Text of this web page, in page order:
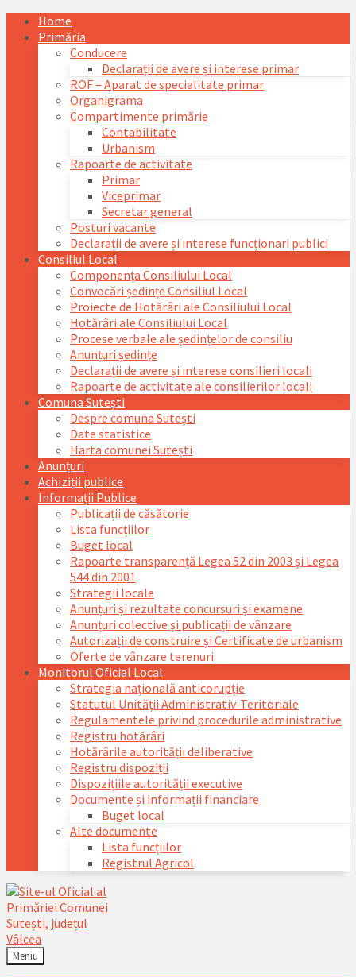
Skip
Skip
Skip
Skip
Home
Primăria
Conducere
Declarații de avere și interese primar
ROF – Aparat de specialitate primar
Organigrama
Compartimente primărie
Contabilitate
Urbanism
Rapoarte de activitate
Primar
Viceprimar
Secretar general
Posturi vacante
Declarații de avere și interese funcționari publici
Consiliul Local
Componența Consiliului Local
Convocări ședințe Consiliul Local
Proiecte de Hotărâri ale Consiliului Local
Hotărâri ale Consiliului Local
Procese verbale ale ședințelor de consiliu
Anunțuri ședințe
Declarații de avere și interese consilieri locali
Rapoarte de activitate ale consilierilor locali
Comuna Sutești
Despre comuna Sutești
Date statistice
Harta comunei Sutești
Anunțuri
Achiziții publice
Informații Publice
Publicații de căsătorie
Lista funcțiilor
Buget local
Rapoarte transparență Legea 52 din 2003 și Legea
544 din 2001
Strategii locale
Anunțuri și rezultate concursuri și examene
Anunțuri colective și publicații de vânzare
Autorizații de construire și Certificate de urbanism
Oferte de vânzare terenuri
Monitorul Oficial Local
Strategia națională anticorupție
Statutul Unității Administrativ-Teritoriale
Regulamentele privind procedurile administrative
Registru hotărâri
Hotărârile autorității deliberative
Registru dispoziții
Dispozițiile autorității executive
Documente și informații financiare
Buget local
Alte documente
Lista funcțiilor
Registrul Agricol
Meniu